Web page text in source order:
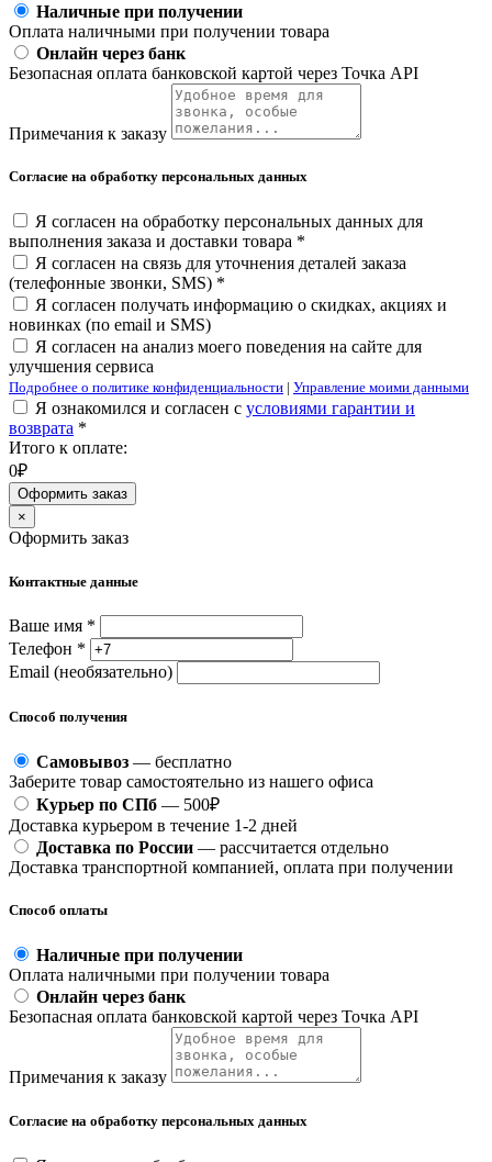
Наличные при получении
Оплата наличными при получении товара
Онлайн через банк
Безопасная оплата банковской картой через Точка API
Примечания к заказу
Согласие на обработку персональных данных
Я согласен на обработку персональных данных для
выполнения заказа и доставки товара *
Я согласен на связь для уточнения деталей заказа
(телефонные звонки, SMS) *
Я согласен получать информацию о скидках, акциях и
новинках (по email и SMS)
Я согласен на анализ моего поведения на сайте для
улучшения сервиса
Подробнее о политике конфиденциальности | Управление моими данными
Я ознакомился и согласен с условиями гарантии и
возврата *
Итого к оплате:
0₽
Оформить заказ
×
Оформить заказ
Контактные данные
Ваше имя *
Телефон *
Email (необязательно)
Способ получения
Самовывоз — бесплатно
Заберите товар самостоятельно из нашего офиса
Курьер по СПб — 500₽
Доставка курьером в течение 1-2 дней
Доставка по России — рассчитается отдельно
Доставка транспортной компанией, оплата при получении
Способ оплаты
Наличные при получении
Оплата наличными при получении товара
Онлайн через банк
Безопасная оплата банковской картой через Точка API
Примечания к заказу
Согласие на обработку персональных данных